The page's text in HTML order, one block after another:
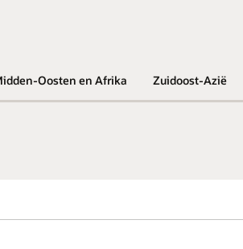
Oosten en Afrika Zuidoost-Azië